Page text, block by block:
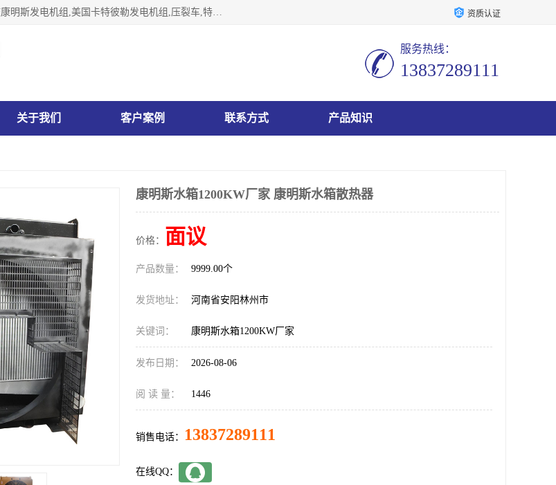
林州市万泉水箱有限责任公司专业生济南柴油机,胜动柴油机燃气机卧式,重庆康明斯发电机组,美国卡特彼勒发电机组,压裂车,特雷克斯矿车,卡特矿车,小松反铲,卡特反铲装载机,日立反铲,阿特拉斯科普柯钻机,山推推土机黄工推土机等系列水箱中冷器油冷器，公司始终发扬自力更生、艰苦奋斗的红旗渠精神、不断开拓、进取，以“先进的生产技术、一流的产品质量、良好的销售信誉”为宗旨。 资质认证
服务热线：
13837289111
关于我们 客户案例 联系方式 产品知识
康明斯水箱1200KW厂家 康明斯水箱散热器
价格： 面议
产品数量： 9999.00个
发货地址： 河南省安阳林州市
关键词： 康明斯水箱1200KW厂家
发布日期： 2026-08-06
阅 读 量： 1446
销售电话： 13837289111
在线QQ：